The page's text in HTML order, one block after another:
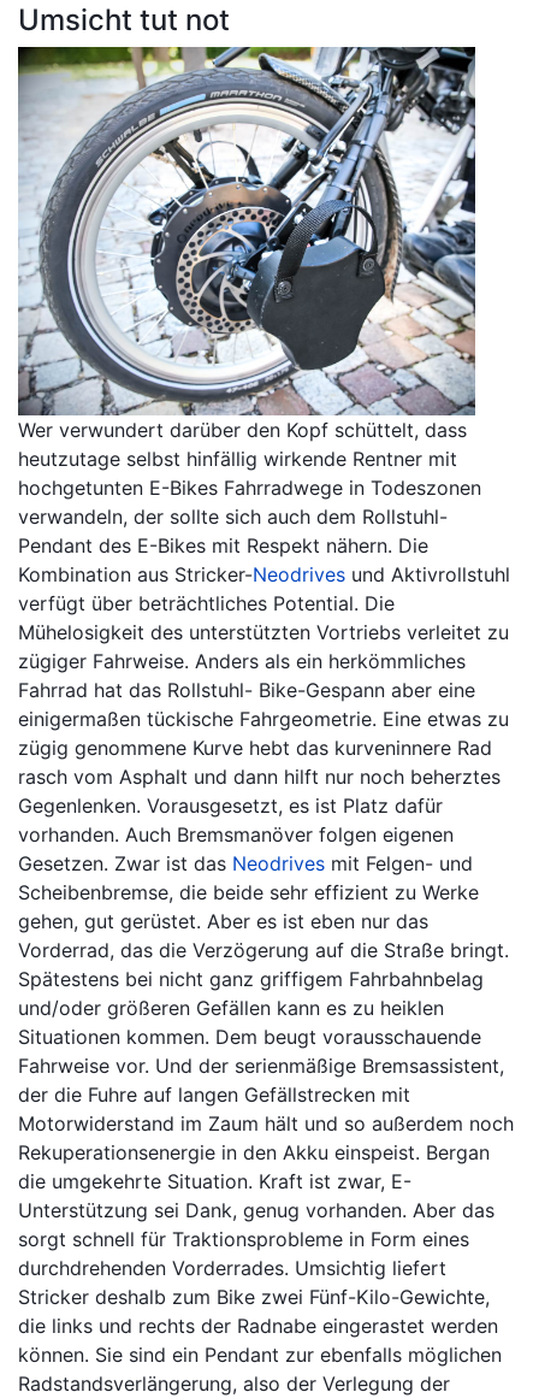
Umsicht tut not
Wer verwundert darüber den Kopf schüttelt, dass
heutzutage selbst hinfällig wirkende Rentner mit
hochgetunten E-Bikes Fahrradwege in Todeszonen
verwandeln, der sollte sich auch dem Rollstuhl-
Pendant des E-Bikes mit Respekt nähern. Die
Kombination aus Stricker-Neodrives und Aktivrollstuhl
verfügt über beträchtliches Potential. Die
Mühelosigkeit des unterstützten Vortriebs verleitet zu
zügiger Fahrweise. Anders als ein herkömmliches
Fahrrad hat das Rollstuhl- Bike-Gespann aber eine
einigermaßen tückische Fahrgeometrie. Eine etwas zu
zügig genommene Kurve hebt das kurveninnere Rad
rasch vom Asphalt und dann hilft nur noch beherztes
Gegenlenken. Vorausgesetzt, es ist Platz dafür
vorhanden. Auch Bremsmanöver folgen eigenen
Gesetzen. Zwar ist das Neodrives mit Felgen- und
Scheibenbremse, die beide sehr effizient zu Werke
gehen, gut gerüstet. Aber es ist eben nur das
Vorderrad, das die Verzögerung auf die Straße bringt.
Spätestens bei nicht ganz griffigem Fahrbahnbelag
und/oder größeren Gefällen kann es zu heiklen
Situationen kommen. Dem beugt vorausschauende
Fahrweise vor. Und der serienmäßige Bremsassistent,
der die Fuhre auf langen Gefällstrecken mit
Motorwiderstand im Zaum hält und so außerdem noch
Rekuperationsenergie in den Akku einspeist. Bergan
die umgekehrte Situation. Kraft ist zwar, E-
Unterstützung sei Dank, genug vorhanden. Aber das
sorgt schnell für Traktionsprobleme in Form eines
durchdrehenden Vorderrades. Umsichtig liefert
Stricker deshalb zum Bike zwei Fünf-Kilo-Gewichte,
die links und rechts der Radnabe eingerastet werden
können. Sie sind ein Pendant zur ebenfalls möglichen
Radstandsverlängerung, also der Verlegung der